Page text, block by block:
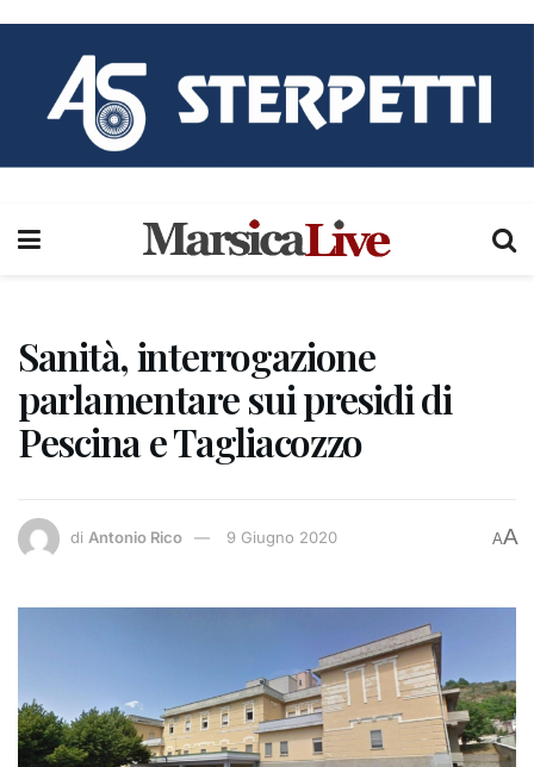
Sanità, interrogazione
parlamentare sui presidi di
Pescina e Tagliacozzo
di Antonio Rico 9 Giugno 2020 AA